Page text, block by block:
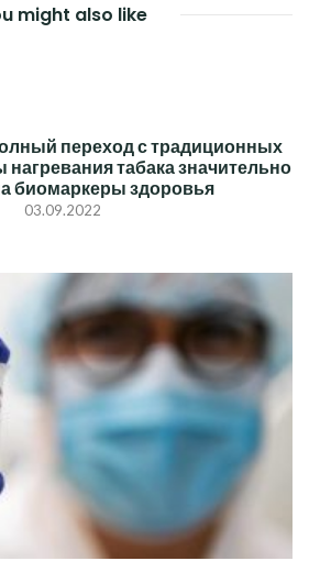
might also like
переход с традиционных
нагревания табака значительно
биомаркеры здоровья
03.09.2022